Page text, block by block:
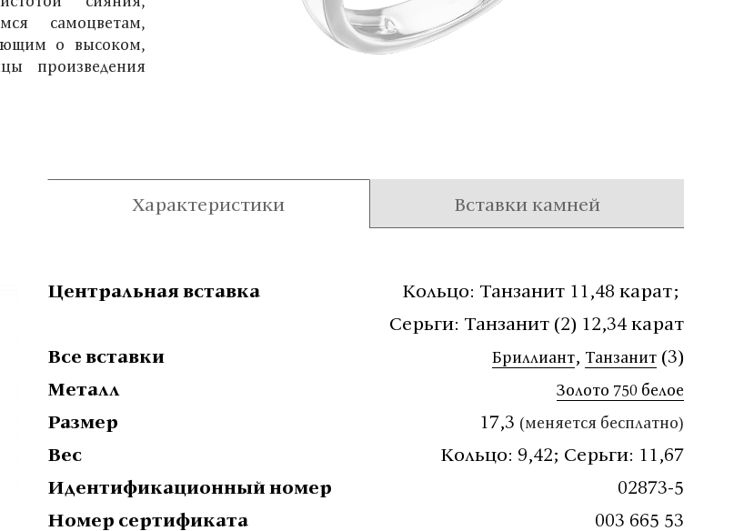
самоцветам,
о высоком,
произведения
Характеристики Вставки камней
Центральная вставка Кольцо: Танзанит 11,48 карат;
Серьги: Танзанит (2) 12,34 карат
Все вставки
Бриллиант, Танзанит (3)
Металл
Золото 750 белое
Размер 17,3 (меняется бесплатно)
Вес Кольцо: 9,42; Серьги: 11,67
Идентификационный номер
02873-5
Номер сертификата
003 665 53